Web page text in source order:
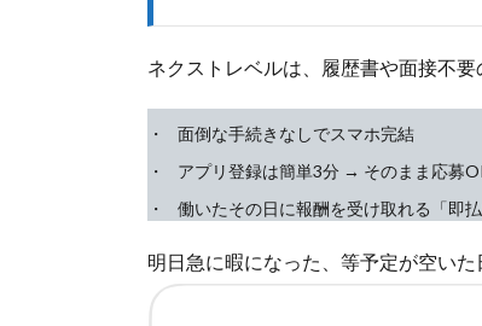
ネクストレベルは、履歴書や面接不要
面倒な手続きなしでスマホ完結
アプリ登録は簡単3分 → そのまま応募
働いたその日に報酬を受け取れる「即
明日急に暇になった、等予定が空いた